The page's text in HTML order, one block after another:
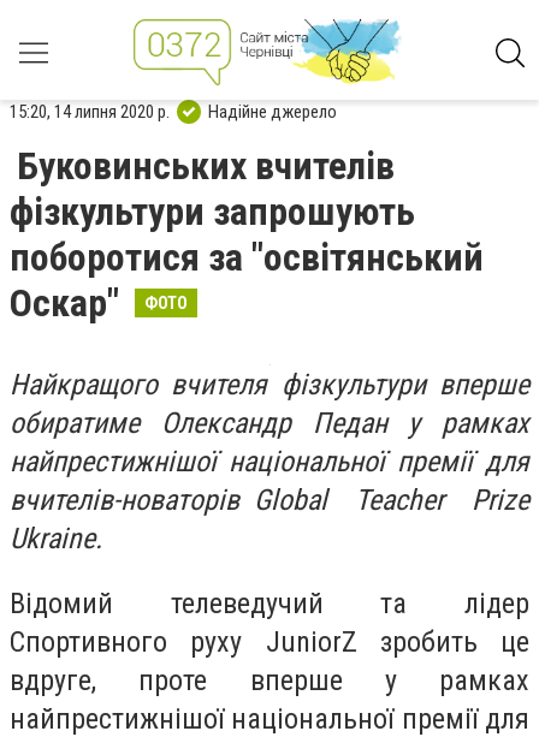
15:20, 14 липня 2020 р. Надійне джерело
Буковинських вчителів
фізкультури запрошують
поборотися за "освітянський
Оскар"
ФОТО
Найкращого вчителя фізкультури вперше
обиратиме Олександр Педан у рамках
найпрестижнішої національної премії для
вчителів-новаторів Global Teacher Prize
Ukraine.
Відомий телеведучий та лідер
Спортивного руху JuniorZ зробить це
вдруге, проте вперше у рамках
найпрестижнішої національної премії для